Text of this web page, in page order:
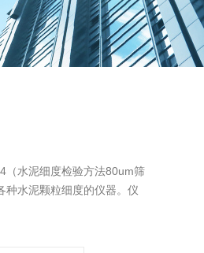
（水泥细度检验方法80um筛
种水泥颗粒细度的仪器。仪